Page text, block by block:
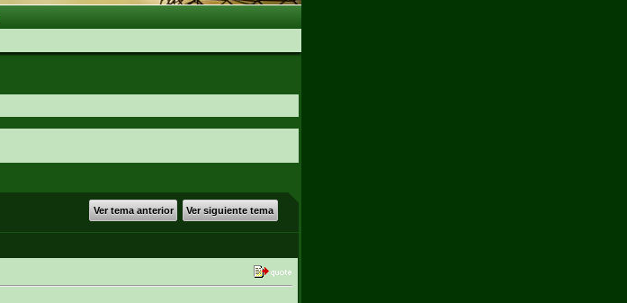
Ver tema anterior Ver siguiente tema